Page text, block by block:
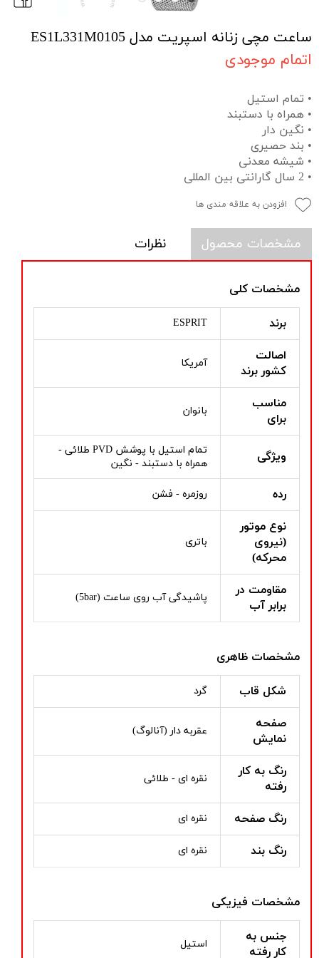
ساعت مچی زنانه اسپریت مدل ES1L331M0105
اتمام موجودی
• تمام استیل
• همراه با دستبند
• نگین دار
• بند حصیری
• شیشه معدنی
• 2 سال گارانتی بین المللی
افزودن به علاقه مندی ها
مشخصات محصول نظرات
مشخصات کلی
برند ESPRIT
اصالت
کشور برند
آمریکا
مناسب
برای
بانوان
ویژگی
تمام استیل با پوشش PVD طلائی -
همراه با دستبند - نگین
رده روزمره - فشن
نوع موتور
(نیروی
محرکه)
باتری
مقاومت در
برابر آب
پاشیدگی آب روی ساعت (5bar)
مشخصات ظاهری
شکل قاب گرد
صفحه
نمایش
عقربه دار (آنالوگ)
رنگ به کار
رفته
نقره ای - طلائی
رنگ صفحه نقره ای
رنگ بند نقره ای
مشخصات فیزیکی
جنس به
کار رفته
استیل